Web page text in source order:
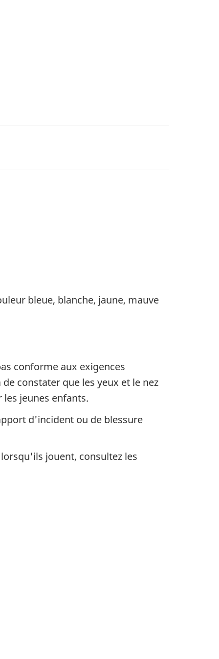
bleue, blanche, jaune, mauve
conforme aux exigences
constater que les yeux et le nez
jeunes enfants.
d'incident ou de blessure
jouent, consultez les